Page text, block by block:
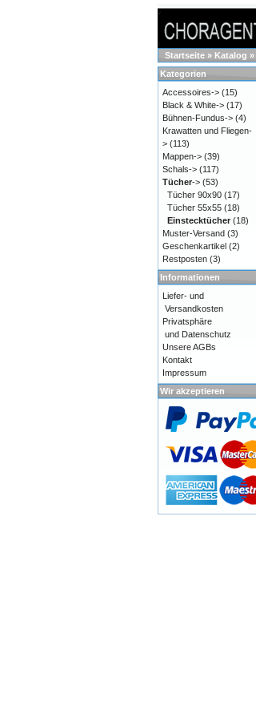
Startseite » Katalog »
Kategorien
Accessoires-> (15)
Black & White-> (17)
Bühnen-Fundus-> (4)
Krawatten und Fliegen-
> (113)
Mappen-> (39)
Schals-> (117)
Tücher-> (53)
Tücher 90x90 (17)
Tücher 55x55 (18)
Einstecktücher (18)
Muster-Versand (3)
Geschenkartikel (2)
Restposten (3)
Informationen
Liefer- und
Versandkosten
Privatsphäre
und Datenschutz
Unsere AGBs
Kontakt
Impressum
Wir akzeptieren